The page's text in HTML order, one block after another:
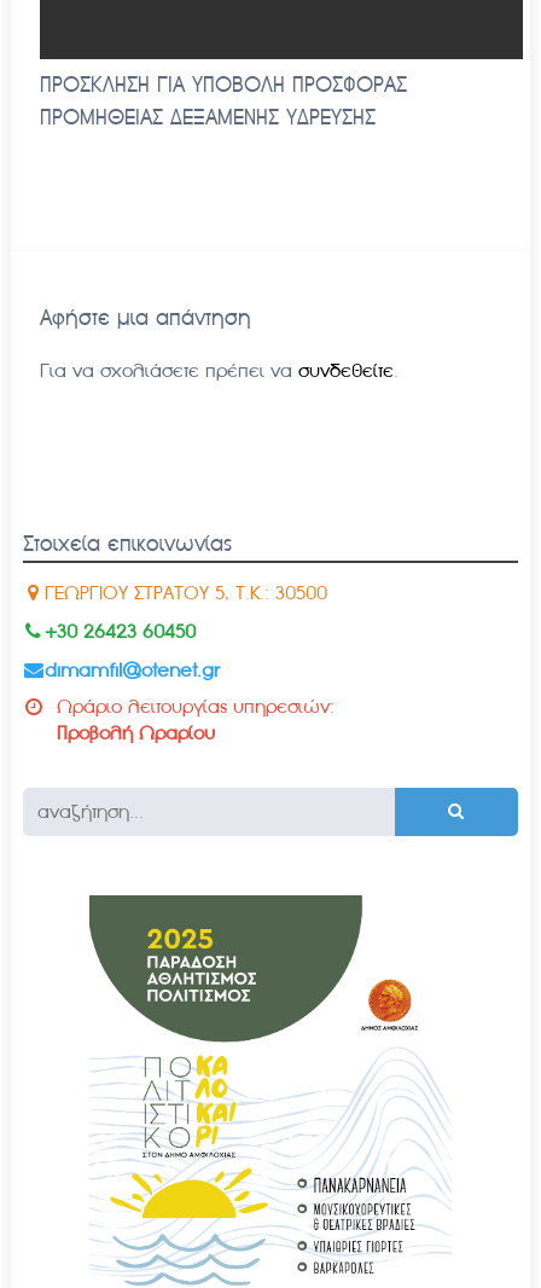
ΠΡΟΣΚΛΗΣΗ ΓΙΑ ΥΠΟΒΟΛΗ ΠΡΟΣΦΟΡΑΣ
ΠΡΟΜΗΘΕΙΑΣ ΔΕΞΑΜΕΝΗΣ ΥΔΡΕΥΣΗΣ
Αφήστε μια απάντηση
Για να σχολιάσετε πρέπει να συνδεθείτε.
Στοιχεία επικοινωνίας
ΓΕΩΡΓΙΟΥ ΣΤΡΑΤΟΥ 5, Τ.Κ.: 30500
+30 26423 60450
dimamfil@otenet.gr
Ωράριο λειτουργίας υπηρεσιών:
Προβολή Ωραρίου